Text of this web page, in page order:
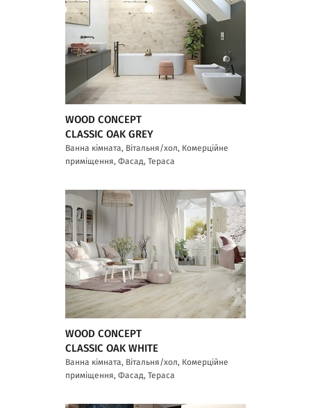
WOOD CONCEPT
CLASSIC OAK GREY
Ванна кімната, Вітальня/хол, Комерційне
приміщення, Фасад, Тераса
WOOD CONCEPT
CLASSIC OAK WHITE
Ванна кімната, Вітальня/хол, Комерційне
приміщення, Фасад, Тераса